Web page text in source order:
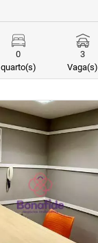
0
quarto(s)
3
Vaga(s)